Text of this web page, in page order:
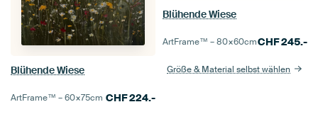
Blühende Wiese
ArtFrame™ –60×75cm CHF224.-
Blühende Wiese
ArtFrame™ –80×60cmCHF245.-
Größe & Material selbst wählen